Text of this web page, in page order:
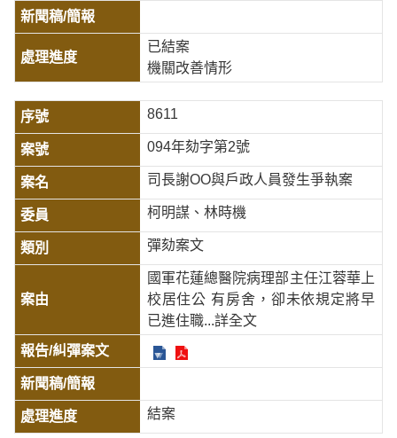
已結案
機關改善情形
8611
094年劾字第2號
司長謝OO與戶政人員發生爭執案
柯明謀、林時機
彈劾案文
國軍花蓮總醫院病理部主任江蓉華上
校居住公 有房舍，卻未依規定將早
已進住職...詳全文
結案